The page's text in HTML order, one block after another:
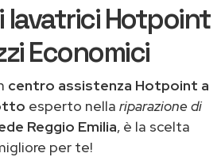
lavatrici Hotpoint
Economici
centro assistenza Hotpoint a
esperto nella riparazione di
Reggio Emilia, è la scelta
per te!